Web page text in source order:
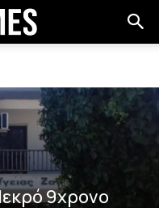
9χρονο